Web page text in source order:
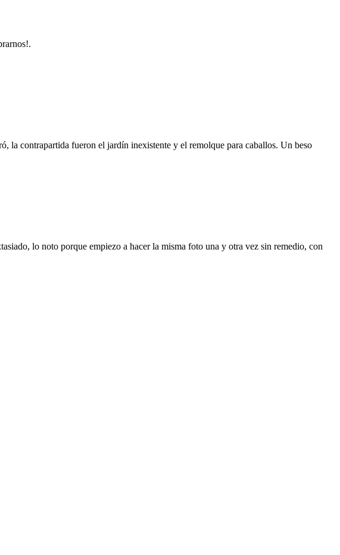
la contrapartida fueron el jardín inexistente y el remolque para caballos. Un beso
lo noto porque empiezo a hacer la misma foto una y otra vez sin remedio, con